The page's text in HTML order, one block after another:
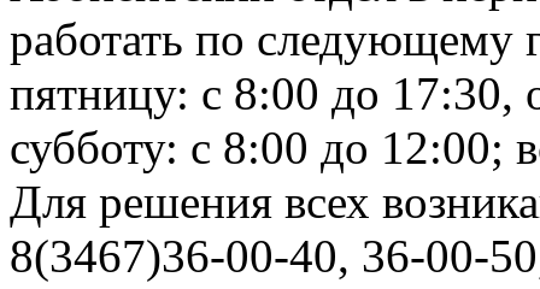
работать по следующему
пятницу: с 8:00 до 17:30,
субботу: с 8:00 до 12:00;
Для решения всех
8(3467)36-00-40, 36-00-